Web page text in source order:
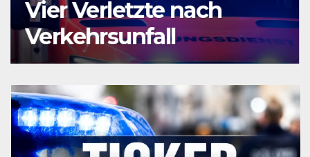
Vier Verletzte nach
Verkehrsunfall